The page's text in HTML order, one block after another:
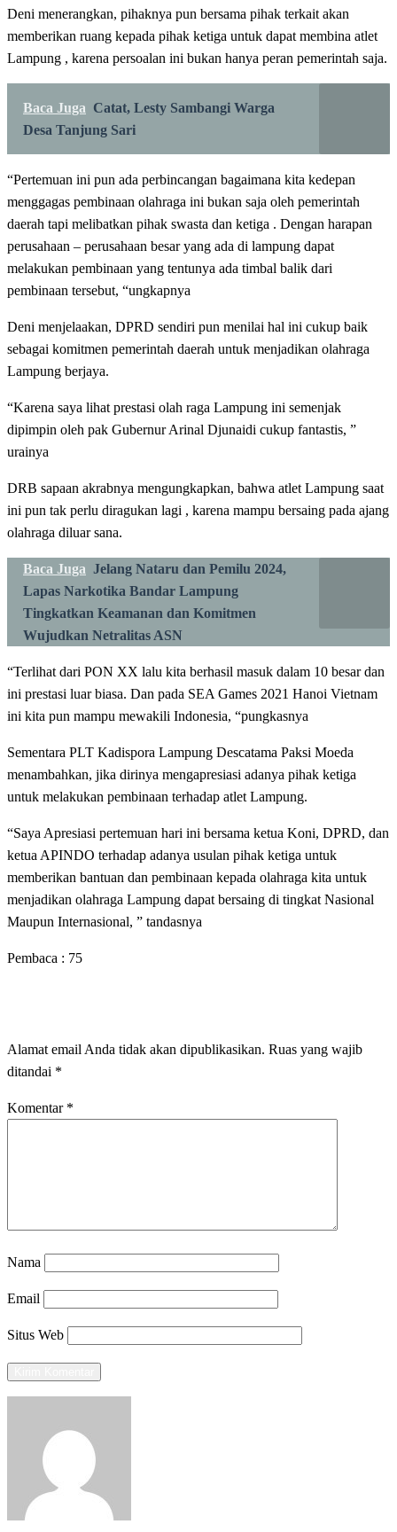
Deni menerangkan, pihaknya pun bersama pihak terkait akan
memberikan ruang kepada pihak ketiga untuk dapat membina atlet
Lampung , karena persoalan ini bukan hanya peran pemerintah saja.
Baca Juga Catat, Lesty Sambangi Warga
Desa Tanjung Sari
“Pertemuan ini pun ada perbincangan bagaimana kita kedepan
menggagas pembinaan olahraga ini bukan saja oleh pemerintah
daerah tapi melibatkan pihak swasta dan ketiga . Dengan harapan
perusahaan – perusahaan besar yang ada di lampung dapat
melakukan pembinaan yang tentunya ada timbal balik dari
pembinaan tersebut, “ungkapnya
Deni menjelaakan, DPRD sendiri pun menilai hal ini cukup baik
sebagai komitmen pemerintah daerah untuk menjadikan olahraga
Lampung berjaya.
“Karena saya lihat prestasi olah raga Lampung ini semenjak
dipimpin oleh pak Gubernur Arinal Djunaidi cukup fantastis, ”
urainya
DRB sapaan akrabnya mengungkapkan, bahwa atlet Lampung saat
ini pun tak perlu diragukan lagi , karena mampu bersaing pada ajang
olahraga diluar sana.
Baca Juga Jelang Nataru dan Pemilu 2024,
Lapas Narkotika Bandar Lampung
Tingkatkan Keamanan dan Komitmen
Wujudkan Netralitas ASN
“Terlihat dari PON XX lalu kita berhasil masuk dalam 10 besar dan
ini prestasi luar biasa. Dan pada SEA Games 2021 Hanoi Vietnam
ini kita pun mampu mewakili Indonesia, “pungkasnya
Sementara PLT Kadispora Lampung Descatama Paksi Moeda
menambahkan, jika dirinya mengapresiasi adanya pihak ketiga
untuk melakukan pembinaan terhadap atlet Lampung.
“Saya Apresiasi pertemuan hari ini bersama ketua Koni, DPRD, dan
ketua APINDO terhadap adanya usulan pihak ketiga untuk
memberikan bantuan dan pembinaan kepada olahraga kita untuk
menjadikan olahraga Lampung dapat bersaing di tingkat Nasional
Maupun Internasional, ” tandasnya
Pembaca : 75
Alamat email Anda tidak akan dipublikasikan. Ruas yang wajib
ditandai *
Komentar *
Nama
Email
Situs Web